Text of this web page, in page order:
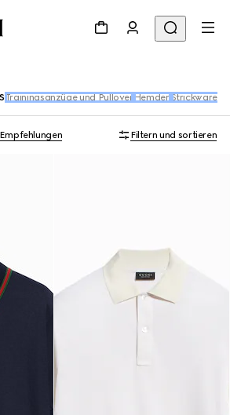
Trainingsanzüge und Pullover Hemden Strickwaren
Empfehlungen Filtern und sortieren